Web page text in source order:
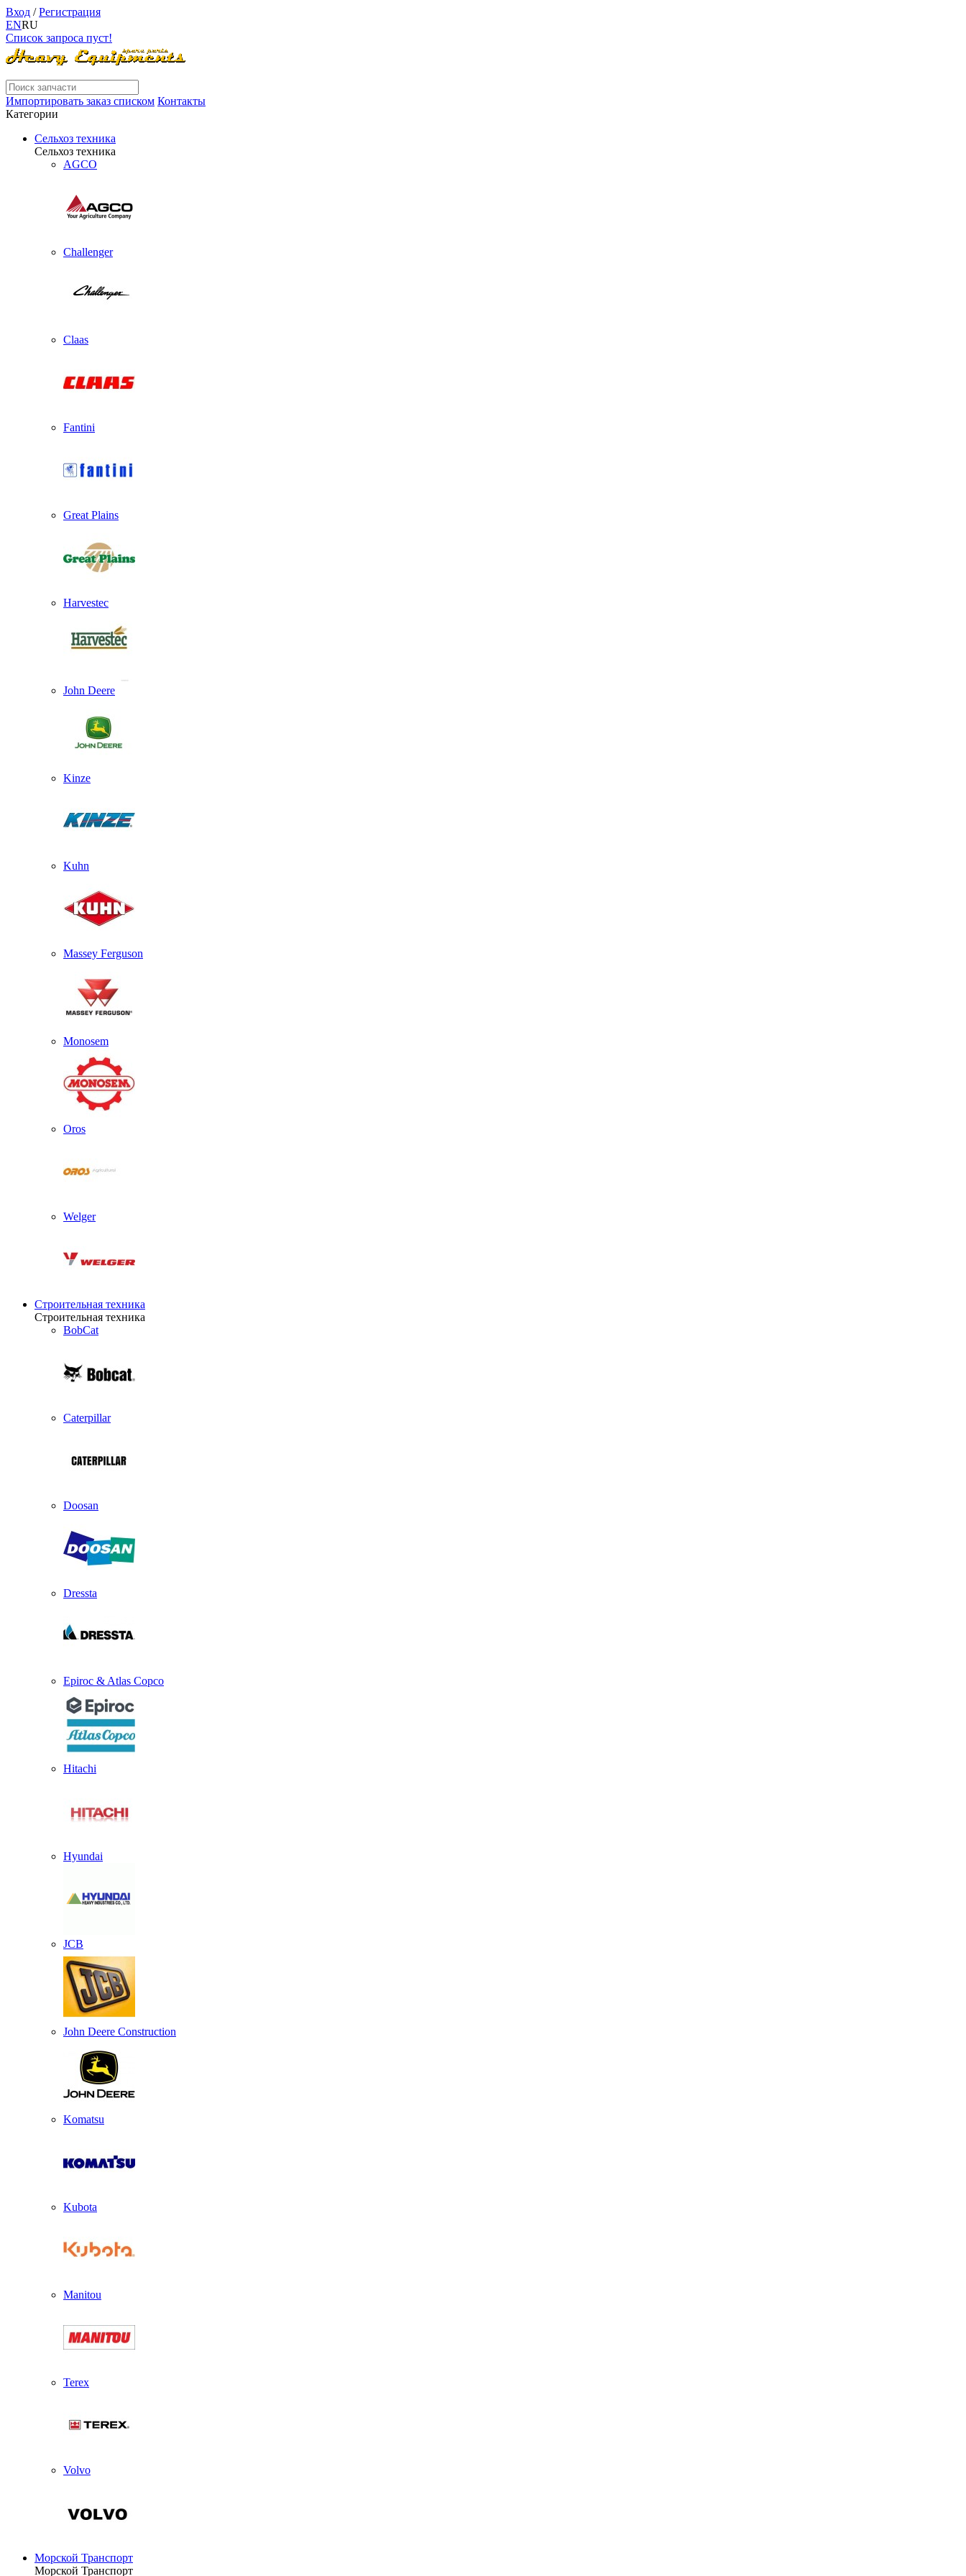
Вход /Регистрация
ENRU
Список запроса пуст!
Импортировать заказ списком Контакты
Категории
Сельхоз техника
Сельхоз техника
AGCO
Challenger
Claas
Fantini
Great Plains
Harvestec
John Deere
Kinze
Kuhn
Massey Ferguson
Monosem
Oros
Welger
Строительная техника
Строительная техника
BobCat
Caterpillar
Doosan
Dressta
Epiroc & Atlas Copco
Hitachi
Hyundai
JCB
John Deere Construction
Komatsu
Kubota
Manitou
Terex
Volvo
Морской Транспорт
Морской Транспорт